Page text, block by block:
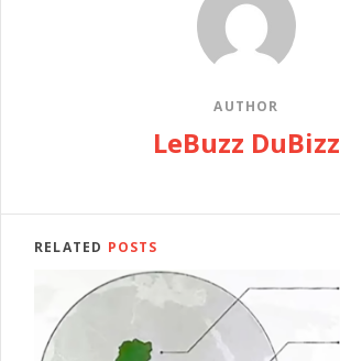
AUTHOR
LeBuzz DuBizz
RELATED POSTS